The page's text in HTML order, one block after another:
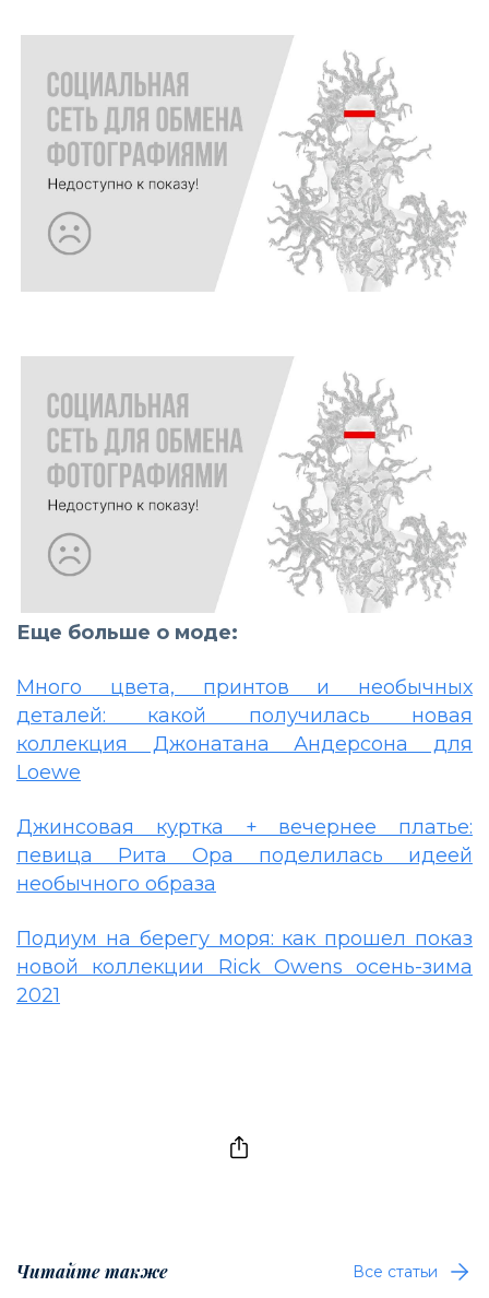
Еще больше о моде:
Много цвета, принтов и необычных
деталей: какой получилась новая
коллекция Джонатана Андерсона для
Loewe
Джинсовая куртка + вечернее платье:
певица Рита Ора поделилась идеей
необычного образа
Подиум на берегу моря: как прошел показ
новой коллекции Rick Owens осень-зима
2021
Читайте также Все статьи